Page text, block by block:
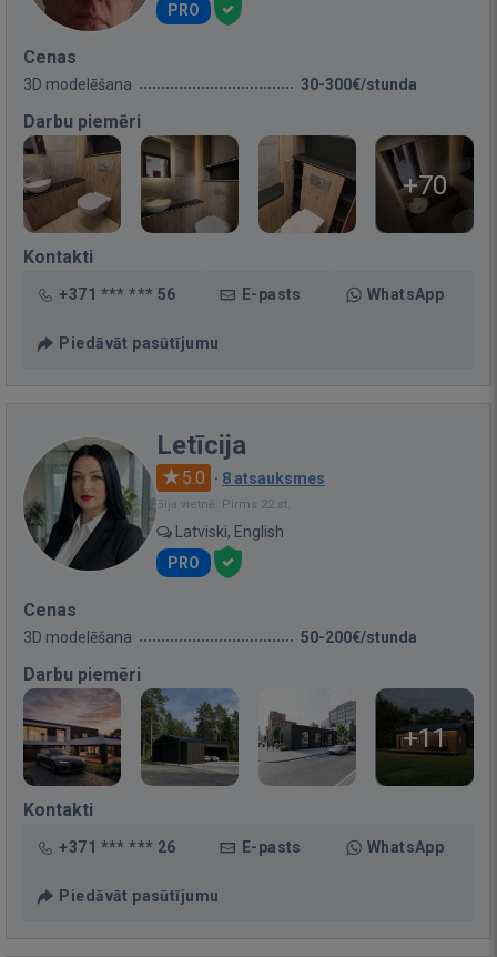
PRO
Cenas
3D modelēšana 30-300€/stunda
Darbu piemēri
+70
Kontakti
+371 *** *** 56 E-pasts WhatsApp
Piedāvāt pasūtījumu
Letīcija
5.0 · 8 atsauksmes
Bija vietnē: Pirms 22 st.
Latviski, English
PRO
Cenas
3D modelēšana 50-200€/stunda
Darbu piemēri
+11
Kontakti
+371 *** *** 26 E-pasts WhatsApp
Piedāvāt pasūtījumu